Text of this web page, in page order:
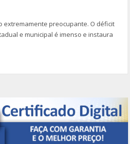
extremamente preocupante. O déficit
e municipal é imenso e instaura